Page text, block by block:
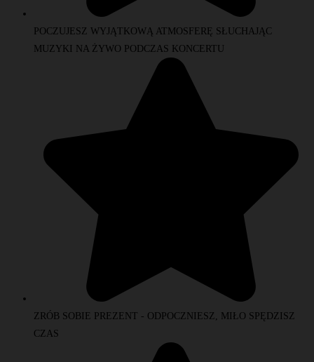
POCZUJESZ WYJĄTKOWĄ ATMOSFERĘ SŁUCHAJĄC
MUZYKI NA ŻYWO PODCZAS KONCERTU
ZRÓB SOBIE PREZENT - ODPOCZNIESZ, MIŁO SPĘDZISZ
CZAS